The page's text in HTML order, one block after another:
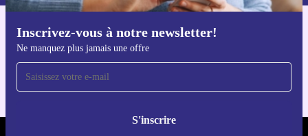
Inscrivez-vous à notre newsletter!
Ne manquez plus jamais une offre
S'inscrire
Téléchargez l'application refurbed
Pour iOS et Android